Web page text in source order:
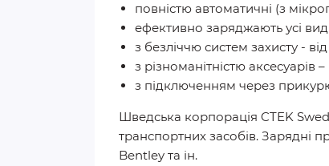
повністю автоматичні (з
ефективно заряджають усі
з безліччю систем захисту -
з різноманітністю аксесуарів
з підключенням через
Шведська корпорація CTEK
транспортних засобів. Зарядні
Bentley та ін.